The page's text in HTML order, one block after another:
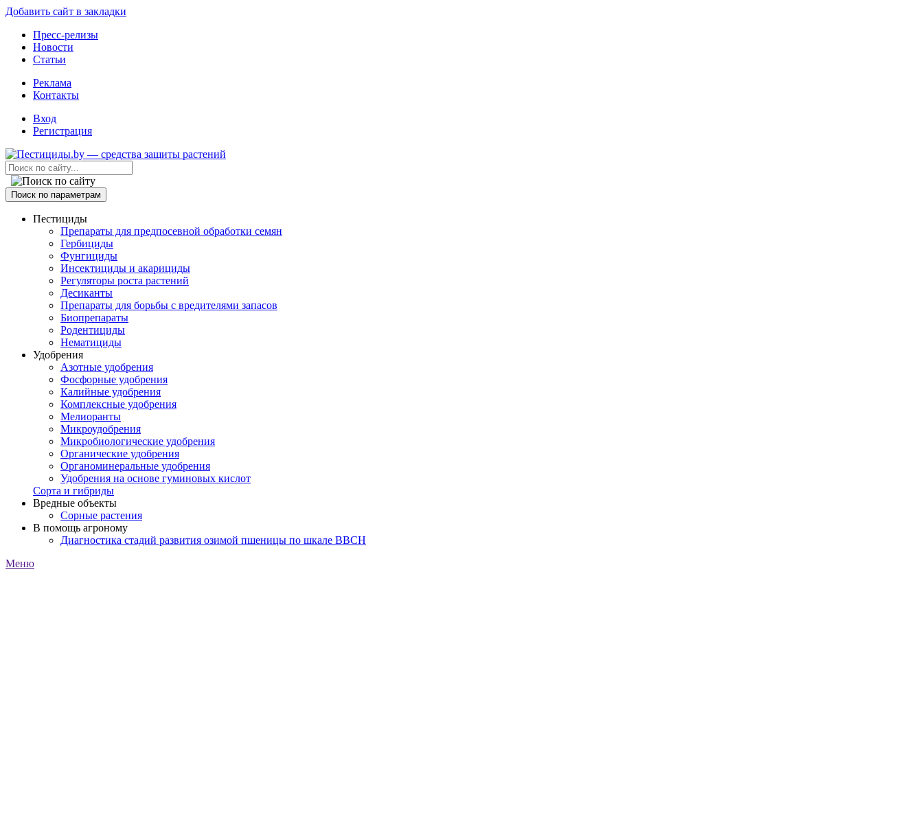
Добавить сайт в закладки
Пресс-релизы
Новости
Статьи
Реклама
Контакты
Вход
Регистрация
Поиск по параметрам
Пестициды
Препараты для предпосевной обработки семян
Гербициды
Фунгициды
Инсектициды и акарициды
Регуляторы роста растений
Десиканты
Препараты для борьбы с вредителями запасов
Биопрепараты
Родентициды
Нематициды
Удобрения
Азотные удобрения
Фосфорные удобрения
Калийные удобрения
Комплексные удобрения
Мелиоранты
Микроудобрения
Микробиологические удобрения
Органические удобрения
Органоминеральные удобрения
Удобрения на основе гуминовых кислот
Сорта и гибриды
Вредные объекты
Сорные растения
В помощь агроному
Диагностика стадий развития озимой пшеницы по шкале ВВСН
Меню